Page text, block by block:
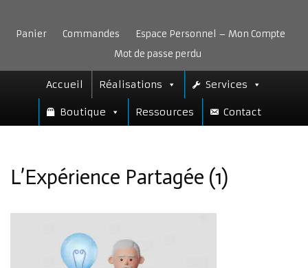
contenu
Panier Commandes
Espace Personnel – Mon Compte
Mot de passe perdu
Accueil Réalisations Services
Boutique Ressources Contact
L’Expérience Partagée (1)